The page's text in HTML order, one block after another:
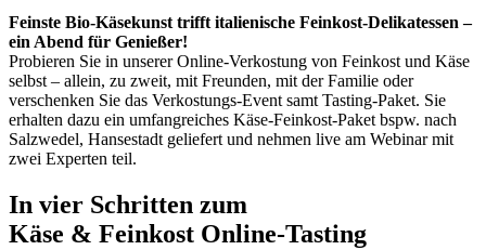
Feinste Bio-Käsekunst trifft italienische Feinkost-Delikatessen –
ein Abend für Genießer!
Probieren Sie in unserer Online-Verkostung von Feinkost und Käse
selbst – allein, zu zweit, mit Freunden, mit der Familie oder
verschenken Sie das Verkostungs-Event samt Tasting-Paket. Sie
erhalten dazu ein umfangreiches Käse-Feinkost-Paket bspw. nach
Salzwedel, Hansestadt geliefert und nehmen live am Webinar mit
zwei Experten teil.
In vier Schritten zum
Käse & Feinkost Online-Tasting